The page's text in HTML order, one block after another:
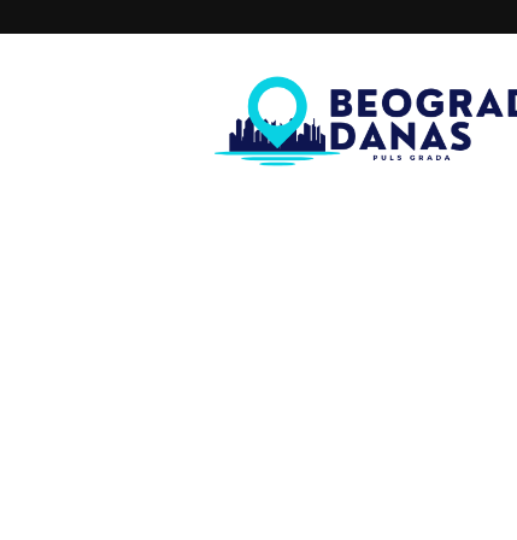
Beograd
Danas